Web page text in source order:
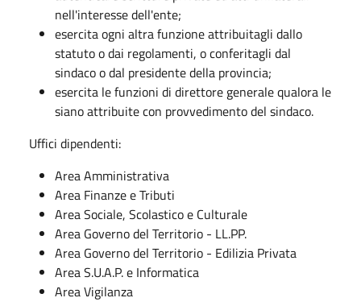
nell'interesse dell'ente;
esercita ogni altra funzione attribuitagli dallo
statuto o dai regolamenti, o conferitagli dal
sindaco o dal presidente della provincia;
esercita le funzioni di direttore generale qualora le
siano attribuite con provvedimento del sindaco.
Uffici dipendenti:
Area Amministrativa
Area Finanze e Tributi
Area Sociale, Scolastico e Culturale
Area Governo del Territorio - LL.PP.
Area Governo del Territorio - Edilizia Privata
Area S.U.A.P. e Informatica
Area Vigilanza